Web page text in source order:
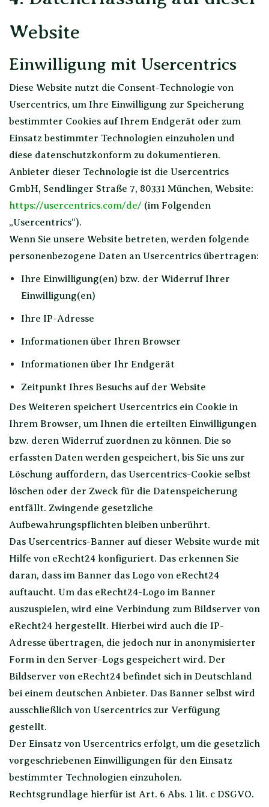
Website
Einwilligung mit Usercentrics
Diese Website nutzt die Consent-Technologie von
Usercentrics, um Ihre Einwilligung zur Speicherung
bestimmter Cookies auf Ihrem Endgerät oder zum
Einsatz bestimmter Technologien einzuholen und
diese datenschutzkonform zu dokumentieren.
Anbieter dieser Technologie ist die Usercentrics
GmbH, Sendlinger Straße 7, 80331 München, Website:
https://usercentrics.com/de/ (im Folgenden
„Usercentrics“).
Wenn Sie unsere Website betreten, werden folgende
personenbezogene Daten an Usercentrics übertragen:
Ihre Einwilligung(en) bzw. der Widerruf Ihrer
Einwilligung(en)
Ihre IP-Adresse
Informationen über Ihren Browser
Informationen über Ihr Endgerät
Zeitpunkt Ihres Besuchs auf der Website
Des Weiteren speichert Usercentrics ein Cookie in
Ihrem Browser, um Ihnen die erteilten Einwilligungen
bzw. deren Widerruf zuordnen zu können. Die so
erfassten Daten werden gespeichert, bis Sie uns zur
Löschung auffordern, das Usercentrics-Cookie selbst
löschen oder der Zweck für die Datenspeicherung
entfällt. Zwingende gesetzliche
Aufbewahrungspflichten bleiben unberührt.
Das Usercentrics-Banner auf dieser Website wurde mit
Hilfe von eRecht24 konfiguriert. Das erkennen Sie
daran, dass im Banner das Logo von eRecht24
auftaucht. Um das eRecht24-Logo im Banner
auszuspielen, wird eine Verbindung zum Bildserver von
eRecht24 hergestellt. Hierbei wird auch die IP-
Adresse übertragen, die jedoch nur in anonymisierter
Form in den Server-Logs gespeichert wird. Der
Bildserver von eRecht24 befindet sich in Deutschland
bei einem deutschen Anbieter. Das Banner selbst wird
ausschließlich von Usercentrics zur Verfügung
gestellt.
Der Einsatz von Usercentrics erfolgt, um die gesetzlich
vorgeschriebenen Einwilligungen für den Einsatz
bestimmter Technologien einzuholen.
Rechtsgrundlage hierfür ist Art. 6 Abs. 1 lit. c DSGVO.